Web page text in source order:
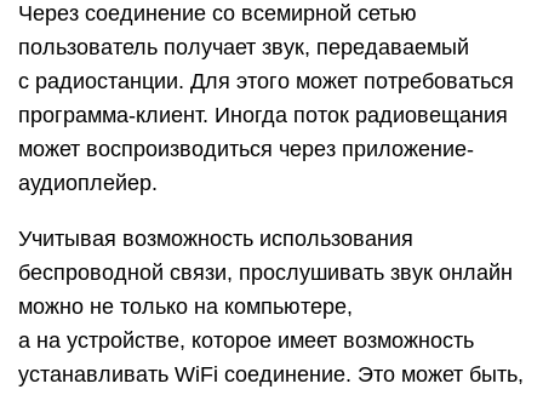
Через соединение со всемирной сетью
пользователь получает звук, передаваемый
с радиостанции. Для этого может потребоваться
программа-клиент. Иногда поток радиовещания
может воспроизводиться через приложение-
аудиоплейер.
Учитывая возможность использования
беспроводной связи, прослушивать звук онлайн
можно не только на компьютере,
а на устройстве, которое имеет возможность
устанавливать WiFi соединение. Это может быть,